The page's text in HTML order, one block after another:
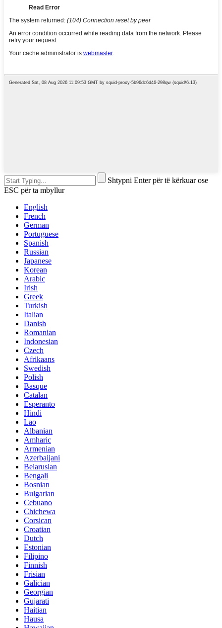
Shtypni Enter për të kërkuar ose
ESC për ta mbyllur
English
French
German
Portuguese
Spanish
Russian
Japanese
Korean
Arabic
Irish
Greek
Turkish
Italian
Danish
Romanian
Indonesian
Czech
Afrikaans
Swedish
Polish
Basque
Catalan
Esperanto
Hindi
Lao
Albanian
Amharic
Armenian
Azerbaijani
Belarusian
Bengali
Bosnian
Bulgarian
Cebuano
Chichewa
Corsican
Croatian
Dutch
Estonian
Filipino
Finnish
Frisian
Galician
Georgian
Gujarati
Haitian
Hausa